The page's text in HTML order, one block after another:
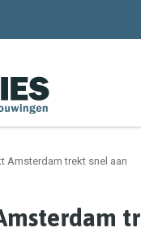
Amsterdam trekt snel aan